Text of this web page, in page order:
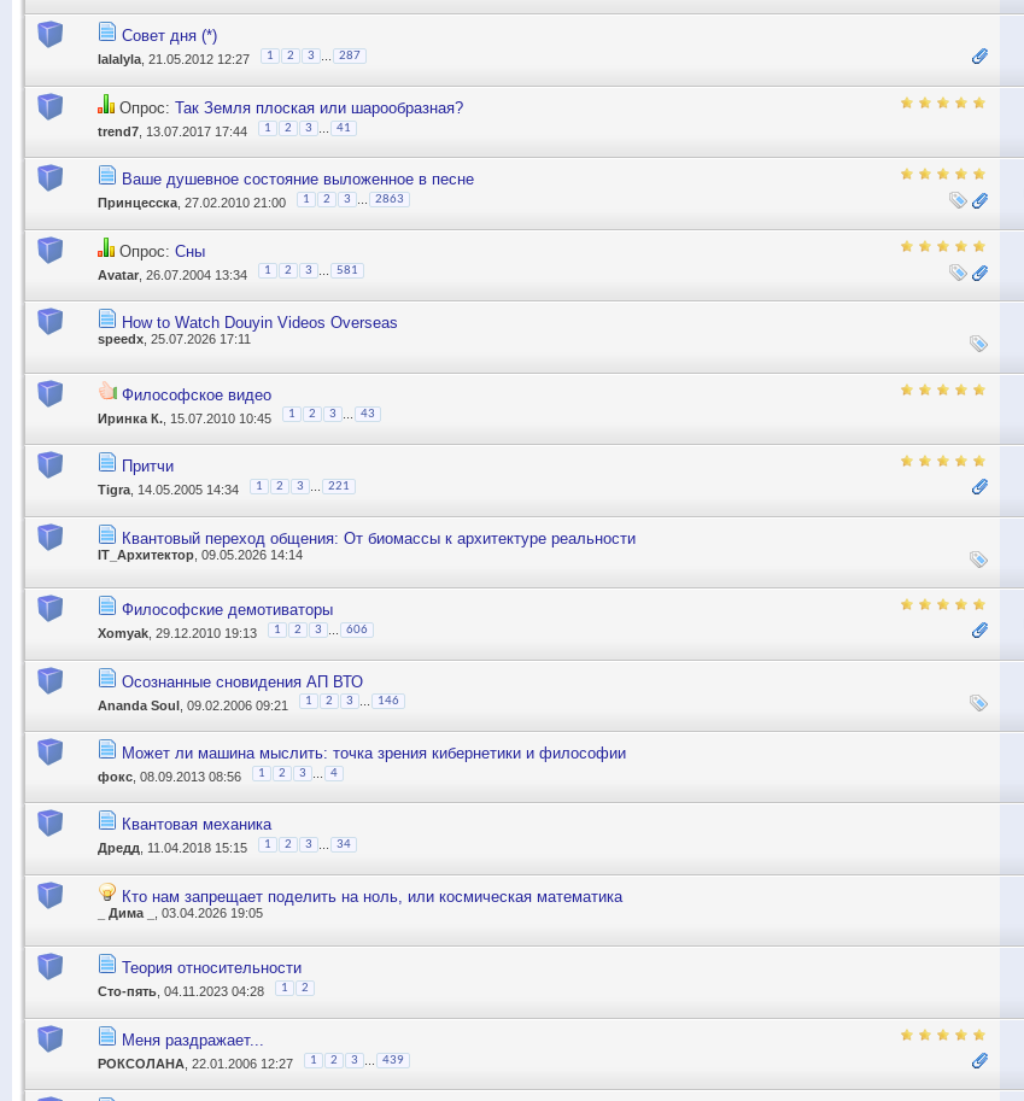
Совет дня (*)
lalalyla , 21.05.2012 12:27 1 2 3 287
Опрос: Так Земля плоская или шарообразная?
trend7 , 13.07.2017 17:44 1 2 3 41
Ваше душевное состояние выложенное в песне
Принцесска , 27.02.2010 21:00 1 2 3 2863
Опрос: Сны
Avatar , 26.07.2004 13:34 1 2 3 ... 581
How to Watch Douyin Videos Overseas
speedx , 25.07.2026 17:11
Философское видео
Иринка К. , 15.07.2010 10:45 1 2 3 43
Притчи
Tigra , 14.05.2005 14:34 1 2 3 221
Квантовый переход общения: От биомассы к архитектуре реальности
IT_Архитектор , 09.05.2026 14:14
Философские демотиваторы
Xomyak , 29.12.2010 19:13 1 2 3 606
Осознанные сновидения АП ВТО
Ananda Soul , 09.02.2006 09:21 1 2 3 146
Может ли машина мыслить: точка зрения кибернетики и философии
фокс , 08.09.2013 08:56 1 2 3 4
Квантовая механика
Дредд , 11.04.2018 15:15 1 2 3 34
Кто нам запрещает поделить на ноль, или космическая математика
_ Дима _ , 03.04.2026 19:05
Теория относительности
Сто-пять , 04.11.2023 04:28 1 2
Меня раздражает...
РОКСОЛАНА , 22.01.2006 12:27 1 2 3 439